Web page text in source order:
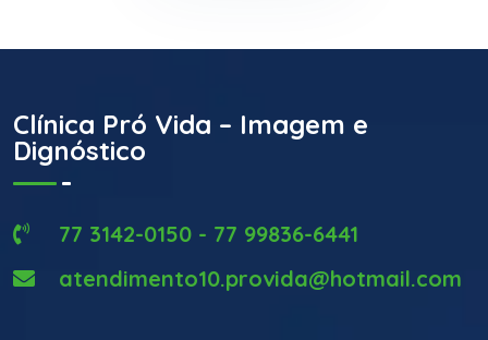
Clínica Pró Vida – Imagem e
Dignóstico
77 3142-0150 - 77 99836-6441
atendimento10.provida@hotmail.com